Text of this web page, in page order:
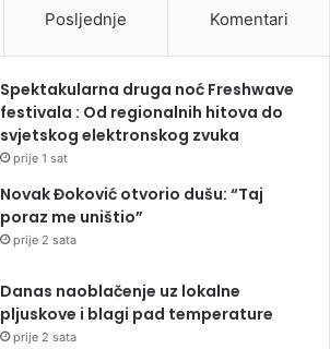
Posljednje Komentari
Spektakularna druga noć Freshwave
festivala : Od regionalnih hitova do
svjetskog elektronskog zvuka
prije 1 sat
Novak Đoković otvorio dušu: “Taj
poraz me uništio”
prije 2 sata
Danas naoblačenje uz lokalne
pljuskove i blagi pad temperature
prije 2 sata